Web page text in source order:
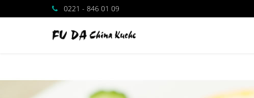
0221 - 846 01 09